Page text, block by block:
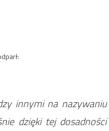
innymi na nazywaniu
dzięki tej dosadności